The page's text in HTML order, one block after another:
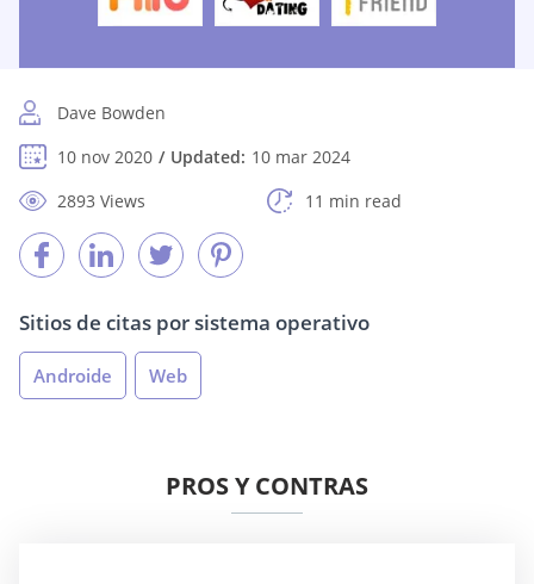
Dave Bowden
10 nov 2020
Updated: 10 mar 2024
2893 Views
11 min read
Sitios de citas por sistema operativo
Androide Web
PROS Y CONTRAS